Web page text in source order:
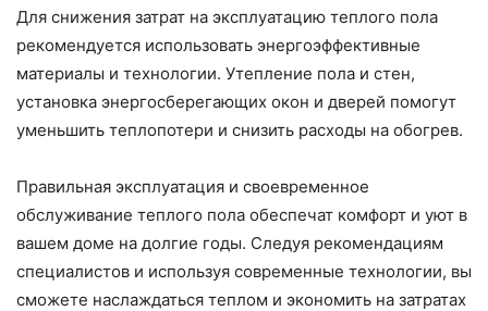
Для снижения затрат на эксплуатацию теплого пола
рекомендуется использовать энергоэффективные
материалы и технологии. Утепление пола и стен,
установка энергосберегающих окон и дверей помогут
уменьшить теплопотери и снизить расходы на обогрев.
Правильная эксплуатация и своевременное
обслуживание теплого пола обеспечат комфорт и уют в
вашем доме на долгие годы. Следуя рекомендациям
специалистов и используя современные технологии, вы
сможете наслаждаться теплом и экономить на затратах